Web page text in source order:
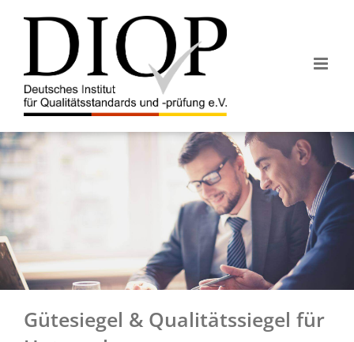
l
t
s
p
r
i
Gütesiegel & Qualitätssiegel für